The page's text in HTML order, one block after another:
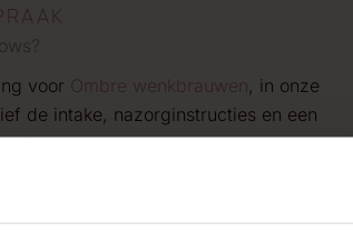
voor Ombre wenkbrauwen, in onze
de intake, nazorginstructies en een